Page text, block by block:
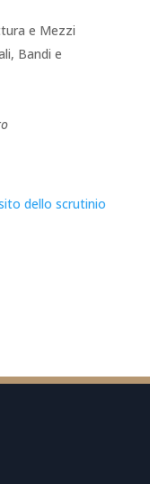
e Mezzi
Bandi e
dello scrutinio